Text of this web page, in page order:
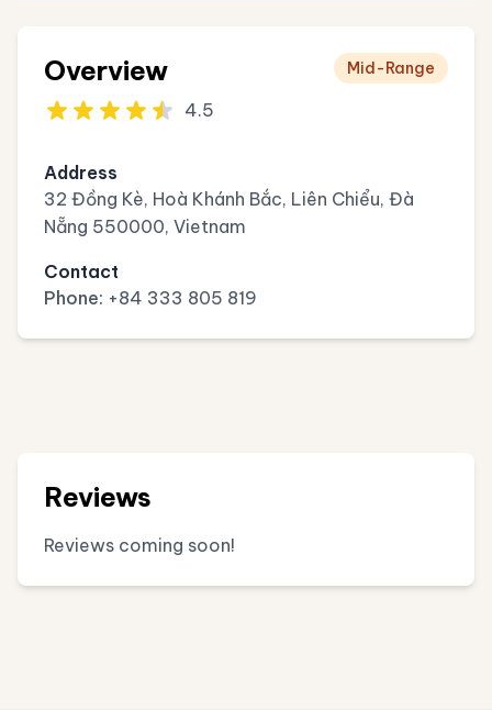
Overview
4.5
Mid-Range
Address
32 Đồng Kè, Hoà Khánh Bắc, Liên Chiểu, Đà
Nẵng 550000, Vietnam
Contact
Phone: +84 333 805 819
Reviews
Reviews coming soon!